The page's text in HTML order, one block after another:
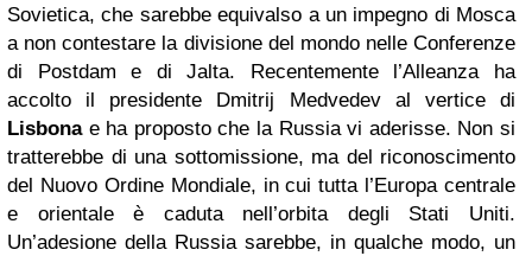
Sovietica, che sarebbe equivalso a un impegno di Mosca
a non contestare la divisione del mondo nelle Conferenze
di Postdam e di Jalta. Recentemente l’Alleanza ha
accolto il presidente Dmitrij Medvedev al vertice di
Lisbonae ha proposto che la Russia vi aderisse. Non si
tratterebbe di una sottomissione, ma del riconoscimento
del Nuovo Ordine Mondiale, in cui tutta l’Europa centrale
e orientale è caduta nell’orbita degli Stati Uniti.
Un’adesione della Russia sarebbe, in qualche modo, un